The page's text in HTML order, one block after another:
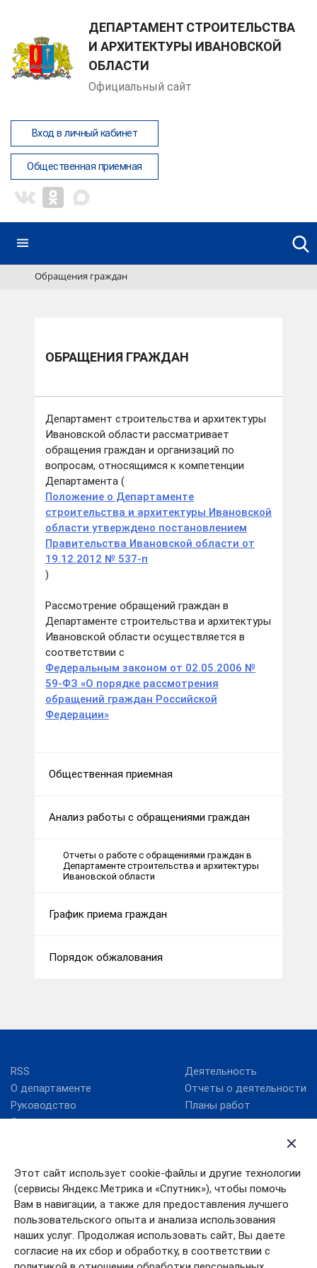
ДЕПАРТАМЕНТ СТРОИТЕЛЬСТВА
И АРХИТЕКТУРЫ ИВАНОВСКОЙ
ОБЛАСТИ
Официальный сайт
Вход в личный кабинет
Общественная приемная
Этот сайт использует cookie-файлы и другие технологии
(сервисы Яндекс.Метрика и «Спутник»), чтобы помочь
Вам в навигации, а также для предоставления лучшего
пользовательского опыта и анализа использования
наших услуг. Продолжая использовать сайт, Вы даете
согласие на их сбор и обработку, в соответствии с
Обращения граждан
ОБРАЩЕНИЯ ГРАЖДАН
Департамент строительства и архитектуры
Ивановской области рассматривает
обращения граждан и организаций по
вопросам, относящимся к компетенции
Департамента (
Положение о Департаменте
строительства и архитектуры Ивановской
области утверждено постановлением
Правительства Ивановской области от
19.12.2012 № 537-п
)
Рассмотрение обращений граждан в
Департаменте строительства и архитектуры
Ивановской области осуществляется в
соответствии с
Федеральным законом от 02.05.2006 №
59-ФЗ «О порядке рассмотрения
обращений граждан Российской
Федерации»
Общественная приемная
Анализ работы с обращениями граждан
Отчеты о работе с обращениями граждан в
Департаменте строительства и архитектуры
Ивановской области
График приема граждан
Порядок обжалования
RSS
О департаменте
Руководство
Структура
Деятельность
Отчеты о деятельности
Планы работ
сфере строительства
Карта сайта
Новости
Театральная, д. 16 Тел. 8
(4932) 90-14-66, Факс: 8
(4932) 32-94-36
dsia@ivreg.ru